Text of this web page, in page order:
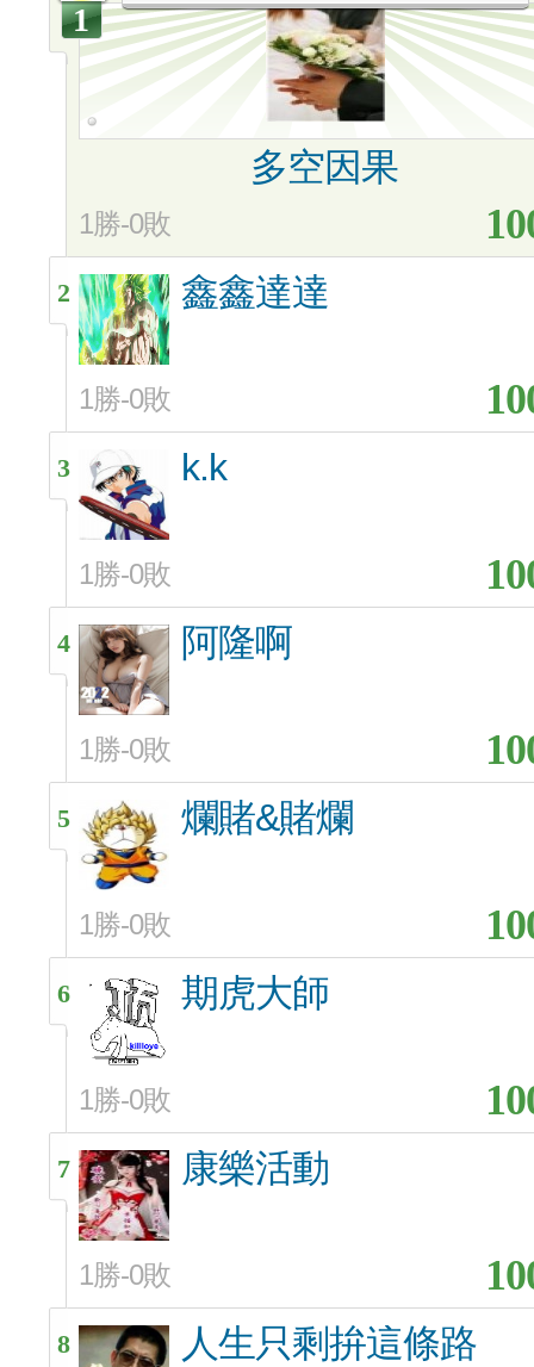
1
多空因果
1勝-0敗
2 鑫鑫達達
1勝-0敗
3 k.k
1勝-0敗
4 阿隆啊
1勝-0敗
5 爛賭&賭爛
1勝-0敗
6 期虎大師
1勝-0敗
7 康樂活動
1勝-0敗
8 人生只剩拚這條路